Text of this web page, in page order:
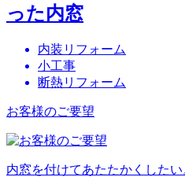
った内窓
内装リフォーム
小工事
断熱リフォーム
お客様のご要望
内窓を付けてあたたかくしたい